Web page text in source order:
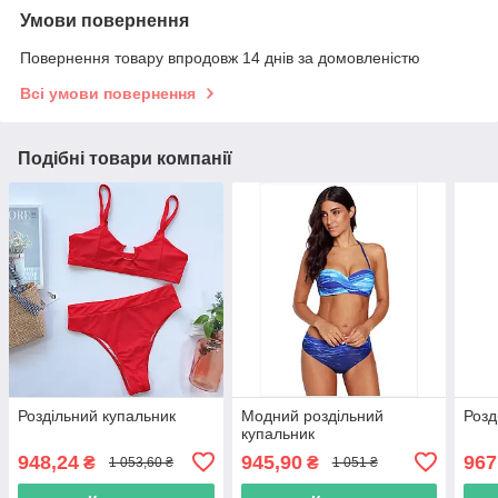
Умови повернення
Повернення товару впродовж 14 днів за домовленістю
Всі умови повернення
Подібні товари компанії
Роздільний купальник
948,24 ₴ 1 053,60 ₴
Модний роздільний
купальник
945,90₴ 1 051 ₴